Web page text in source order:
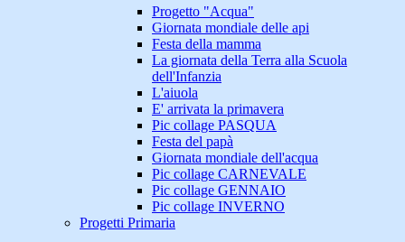
Progetto "Acqua"
Giornata mondiale delle api
Festa della mamma
La giornata della Terra alla Scuola
dell'Infanzia
L'aiuola
E' arrivata la primavera
Pic collage PASQUA
Festa del papà
Giornata mondiale dell'acqua
Pic collage CARNEVALE
Pic collage GENNAIO
Pic collage INVERNO
Progetti Primaria